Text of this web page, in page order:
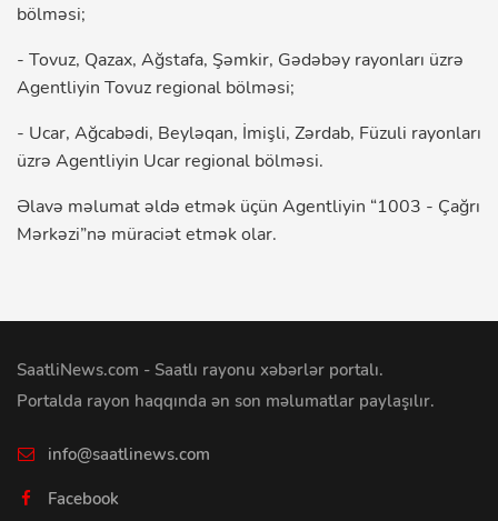
bölməsi;
- Tovuz, Qazax, Ağstafa, Şəmkir, Gədəbəy rayonları üzrə
Agentliyin Tovuz regional bölməsi;
- Ucar, Ağcabədi, Beyləqan, İmişli, Zərdab, Füzuli rayonları
üzrə Agentliyin Ucar regional bölməsi.
Əlavə məlumat əldə etmək üçün Agentliyin “1003 - Çağrı
Mərkəzi”nə müraciət etmək olar.
SaatliNews.com - Saatlı rayonu xəbərlər portalı.
Portalda rayon haqqında ən son məlumatlar paylaşılır.
info@saatlinews.com
Facebook